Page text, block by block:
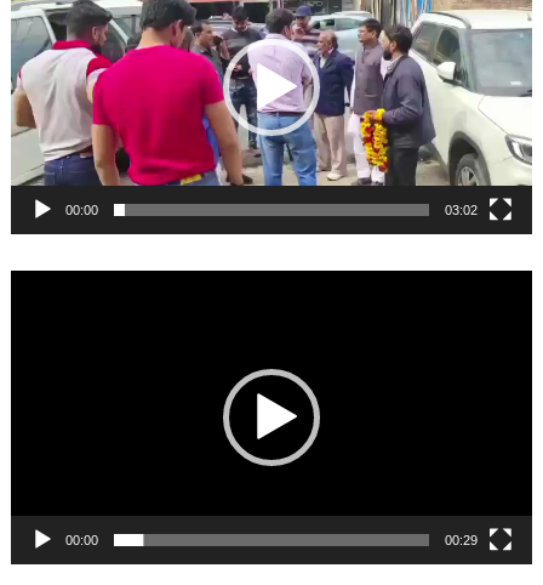
00:00 03:02
00:00 00:29